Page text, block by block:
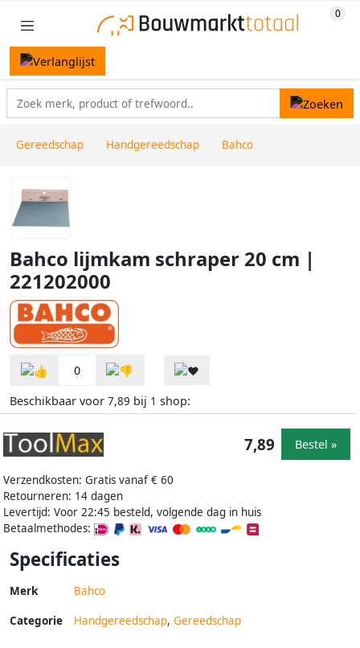
Gereedschap Handgereedschap Bahco
Bahco lijmkam schraper 20 cm |
221202000
0
Beschikbaar voor 7,89 bij 1 shop:
Verzendkosten: Gratis vanaf € 60
Retourneren: 14 dagen
Levertijd: Voor 22:45 besteld, volgende dag in huis
Betaalmethodes:
7,89 Bestel »
Specificaties
Merk Bahco
Categorie Handgereedschap, Gereedschap